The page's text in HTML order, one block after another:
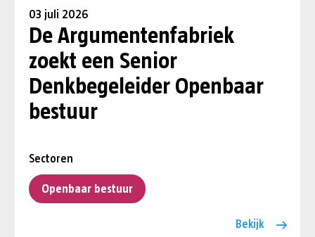
03 juli 2026
De Argumentenfabriek
zoekt een Senior
Denkbegeleider Openbaar
bestuur
Sectoren
Openbaar bestuur
Bekijk